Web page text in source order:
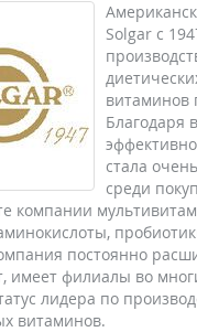
Solgar с
витаминов
Благодаря
стала
среди
компании
постоянно
имеет филиалы во
лидера по
витаминов.